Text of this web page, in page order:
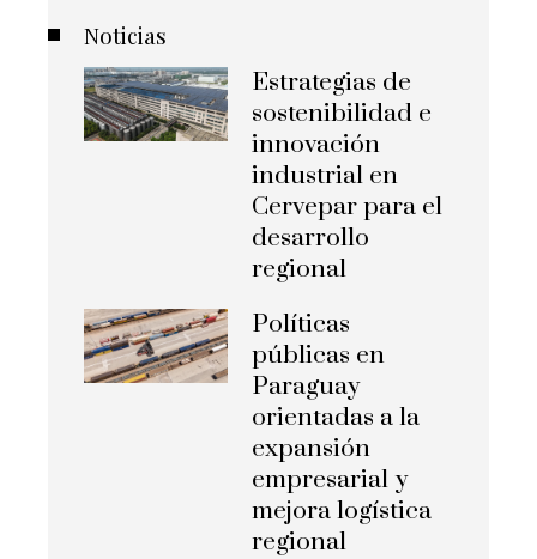
Noticias
Estrategias de
sostenibilidad e
innovación
industrial en
Cervepar para el
desarrollo
regional
Políticas
públicas en
Paraguay
orientadas a la
expansión
empresarial y
mejora logística
regional